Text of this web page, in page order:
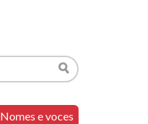
Buscar
Nomes e voces